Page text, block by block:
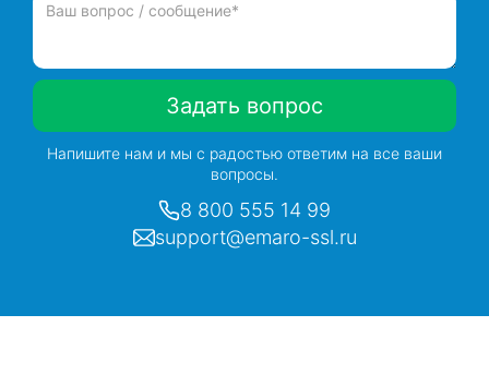
Задать вопрос
Напишите нам и мы с радостью ответим на все ваши
вопросы.
8 800 555 14 99
support@emaro-ssl.ru